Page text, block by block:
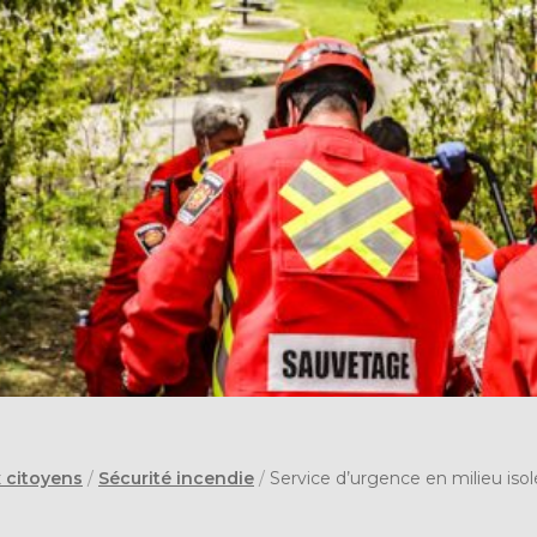
citoyens / Sécurité incendie / Service d’urgence en milieu